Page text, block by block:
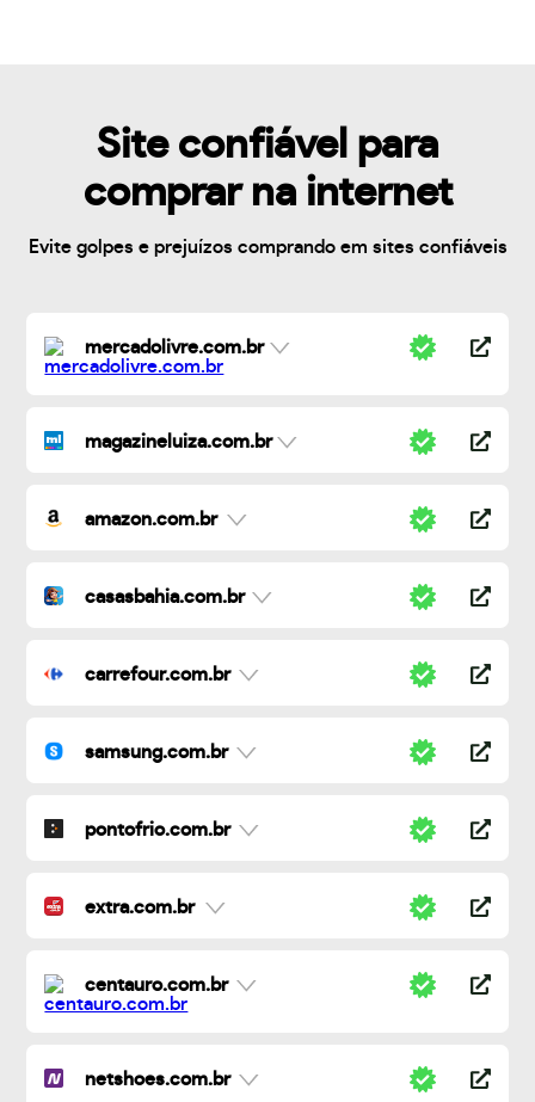
Site confiável para
comprar na internet
Evite golpes e prejuízos comprando em sites confiáveis
mercadolivre.com.br
magazineluiza.com.br
amazon.com.br
casasbahia.com.br
carrefour.com.br
samsung.com.br
pontofrio.com.br
extra.com.br
centauro.com.br
netshoes.com.br